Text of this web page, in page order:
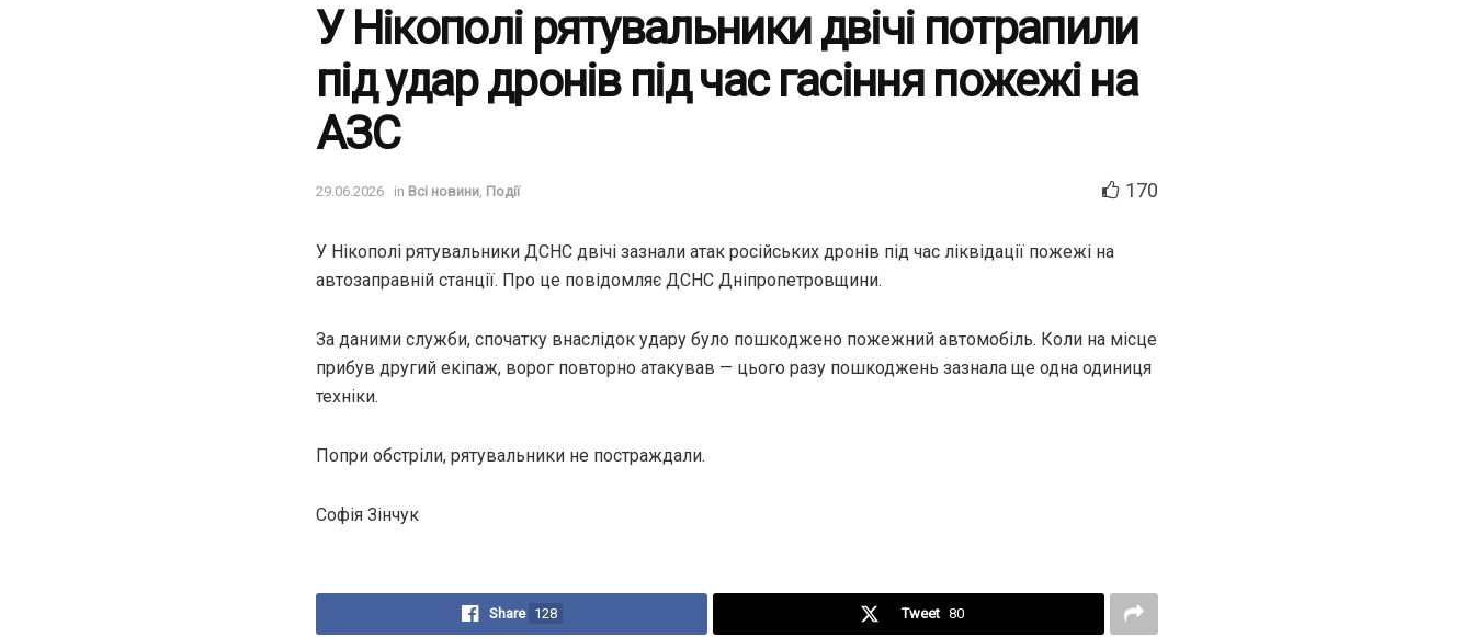
У Нікополі рятувальники двічі потрапили
під удар дронів під час гасіння пожежі на
АЗС
29.06.2026 in Всі новини Події 170
У Нікополі рятувальники ДСНС двічі зазнали атак російських дронів під час ліквідації пожежі на
автозаправній станції. Про це повідомляє ДСНС Дніпропетровщини.
За даними служби, спочатку внаслідок удару було пошкоджено пожежний автомобіль. Коли на місце
прибув другий екіпаж, ворог повторно атакував — цього разу пошкоджень зазнала ще одна одиниця
техніки.
Попри обстріли, рятувальники не постраждали.
Софія Зінчук
Share 128 Tweet 80